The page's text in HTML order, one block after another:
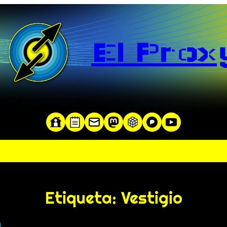
El
Etiqueta: Vestigio